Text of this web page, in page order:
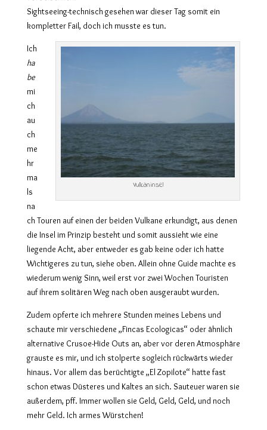
Sightseeing-technisch gesehen war dieser Tag somit ein
kompletter Fail, doch ich musste es tun.
Vulkaninsel
Ich
ha
be
mi
ch
au
ch
me
hr
ma
ls
na
ch Touren auf einen der beiden Vulkane erkundigt, aus denen
die Insel im Prinzip besteht und somit aussieht wie eine
liegende Acht, aber entweder es gab keine oder ich hatte
Wichtigeres zu tun, siehe oben. Allein ohne Guide machte es
wiederum wenig Sinn, weil erst vor zwei Wochen Touristen
auf ihrem solitären Weg nach oben ausgeraubt wurden.
Zudem opferte ich mehrere Stunden meines Lebens und
schaute mir verschiedene „Fincas Ecologicas“ oder ähnlich
alternative Crusoe-Hide Outs an, aber vor deren Atmosphäre
grauste es mir, und ich stolperte sogleich rückwärts wieder
hinaus. Vor allem das berüchtigte „El Zopilote“ hatte fast
schon etwas Düsteres und Kaltes an sich. Sauteuer waren sie
außerdem, pff. Immer wollen sie Geld, Geld, Geld, und noch
mehr Geld. Ich armes Würstchen!